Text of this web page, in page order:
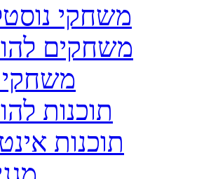
משחקי
משחקים
תוכנות
תוכנות